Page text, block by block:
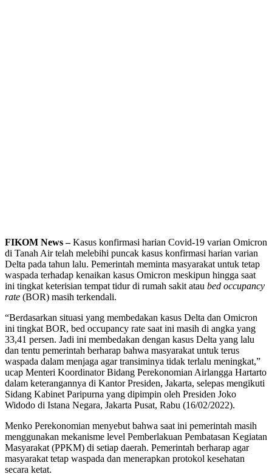
FIKOM News –Kasus konfirmasi harian Covid-19 varian Omicron
di Tanah Air telah melebihi puncak kasus konfirmasi harian varian
Delta pada tahun lalu. Pemerintah meminta masyarakat untuk tetap
waspada terhadap kenaikan kasus Omicron meskipun hingga saat
ini tingkat keterisian tempat tidur di rumah sakit atau bed occupancy
rate (BOR) masih terkendali.
“Berdasarkan situasi yang membedakan kasus Delta dan Omicron
ini tingkat BOR, bed occupancy rate saat ini masih di angka yang
33,41 persen. Jadi ini membedakan dengan kasus Delta yang lalu
dan tentu pemerintah berharap bahwa masyarakat untuk terus
waspada dalam menjaga agar transiminya tidak terlalu meningkat,”
ucap Menteri Koordinator Bidang Perekonomian Airlangga Hartarto
dalam keterangannya di Kantor Presiden, Jakarta, selepas mengikuti
Sidang Kabinet Paripurna yang dipimpin oleh Presiden Joko
Widodo di Istana Negara, Jakarta Pusat, Rabu (16/02/2022).
Menko Perekonomian menyebut bahwa saat ini pemerintah masih
menggunakan mekanisme level Pemberlakuan Pembatasan Kegiatan
Masyarakat (PPKM) di setiap daerah. Pemerintah berharap agar
masyarakat tetap waspada dan menerapkan protokol kesehatan
secara ketat.